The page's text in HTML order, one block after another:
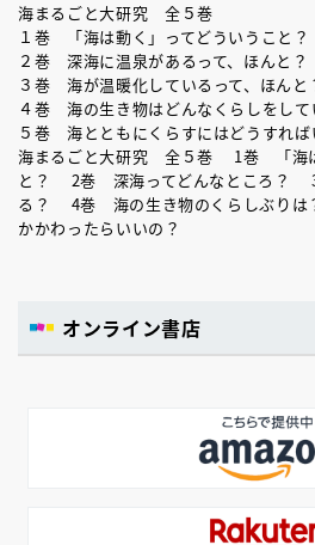
海まるごと大研究 全５巻
１巻 「海は動く」ってどういうこと？
２巻 深海に温泉があるって、ほんと？
３巻 海が温暖化しているって、ほんと
４巻 海の生き物はどんなくらしをして
５巻 海とともにくらすにはどうすれば
海まるごと大研究 全５巻 1巻 「海は
と？ 2巻 深海ってどんなところ？
る？ 4巻 海の生き物のくらしぶり
かかわったらいいの？
オンライン書店